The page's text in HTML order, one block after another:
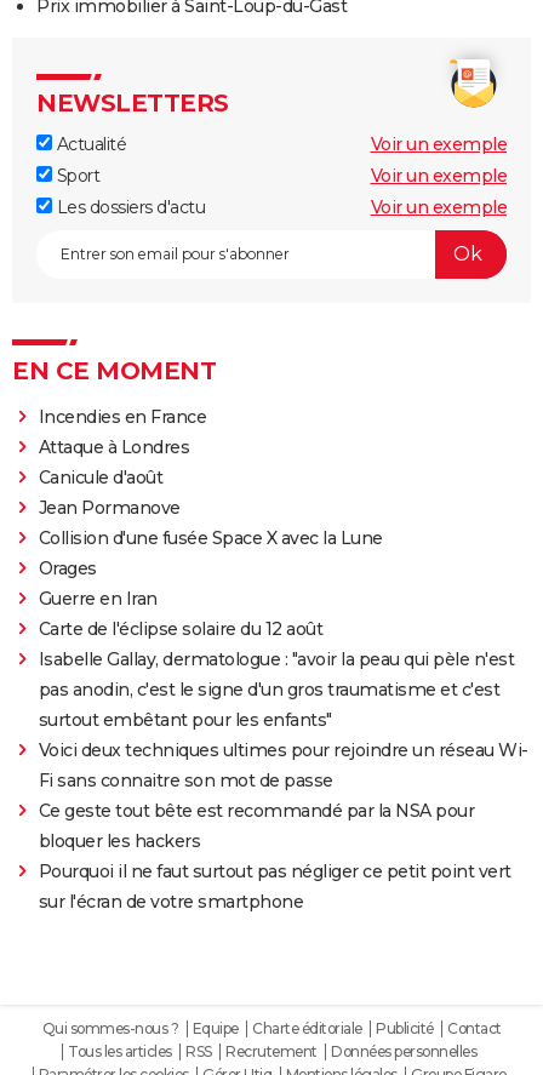
Prix immobilier à Saint-Loup-du-Gast
NEWSLETTERS
Actualité
Voir un exemple
Sport
Voir un exemple
Les dossiers d'actu
Voir un exemple
EN CE MOMENT
Incendies en France
Attaque à Londres
Canicule d'août
Jean Pormanove
Collision d'une fusée Space X avec la Lune
Orages
Guerre en Iran
Carte de l'éclipse solaire du 12 août
Isabelle Gallay, dermatologue : "avoir la peau qui pèle n'est
pas anodin, c'est le signe d'un gros traumatisme et c'est
surtout embêtant pour les enfants"
Voici deux techniques ultimes pour rejoindre un réseau Wi-
Fi sans connaitre son mot de passe
Ce geste tout bête est recommandé par la NSA pour
bloquer les hackers
Pourquoi il ne faut surtout pas négliger ce petit point vert
sur l'écran de votre smartphone
Qui sommes-nous ? Equipe Charte éditoriale Publicité
Contact
Tous les articles
RSS Recrutement
Données personnelles